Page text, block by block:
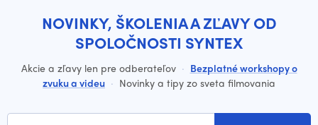
NOVINKY, ŠKOLENIA A ZĽAVY OD
SPOLOČNOSTI SYNTEX
Akcie a zľavy len pre odberateľov · Bezplatné workshopy o
zvuku a videu · Novinky a tipy zo sveta filmovania